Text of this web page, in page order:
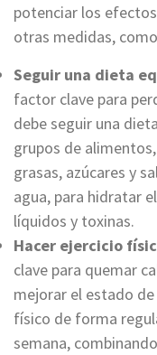
potenciar los
otras medidas,
Seguir una dieta
factor clave para
debe seguir una
grupos de
grasas, azúcares y
agua, para hidratar
líquidos y toxinas.
Hacer ejercicio
clave para quemar
mejorar el estado
físico de forma
semana,